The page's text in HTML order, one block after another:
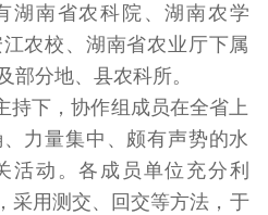
湖南省农科院、湖南农学
农校、湖南省农业厅下属
部分地、县农科所。
持下，协作组成员在全省上
力量集中、颇有声势的水
活动。各成员单位充分利
采用测交、回交等方法，于